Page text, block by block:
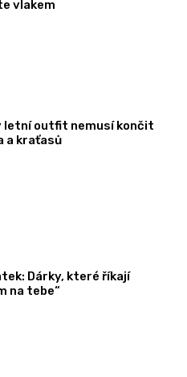
vlakem
letní outfit nemusí končit
a kraťasů
Dárky, které říkají
na tebe“